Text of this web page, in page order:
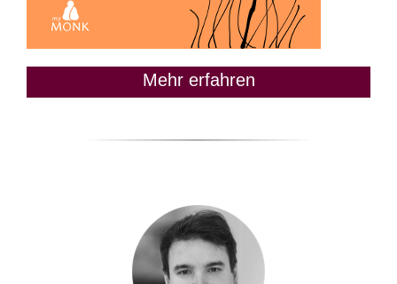
Mehr erfahren